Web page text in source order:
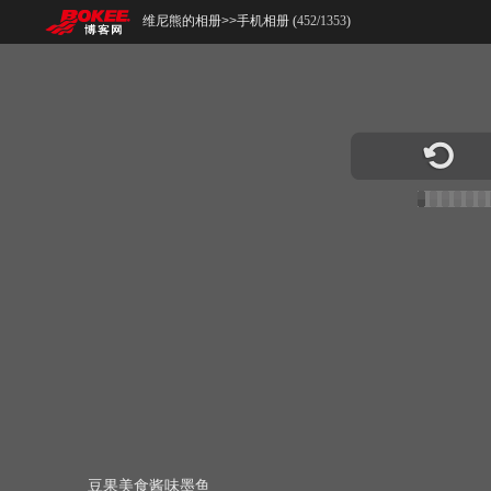
维尼熊的相册>>手机相册 (452/1353)
豆果美食酱味墨鱼